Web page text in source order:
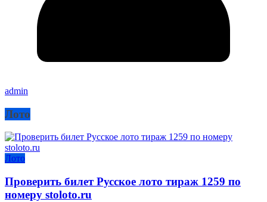
admin
Лото
Лото
Проверить билет Русское лото тираж 1259 по
номеру stoloto.ru